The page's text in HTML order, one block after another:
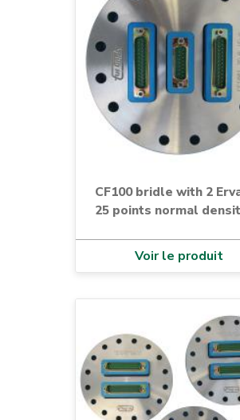
CF100 bridle with 2
25 points normal
Voir le produit